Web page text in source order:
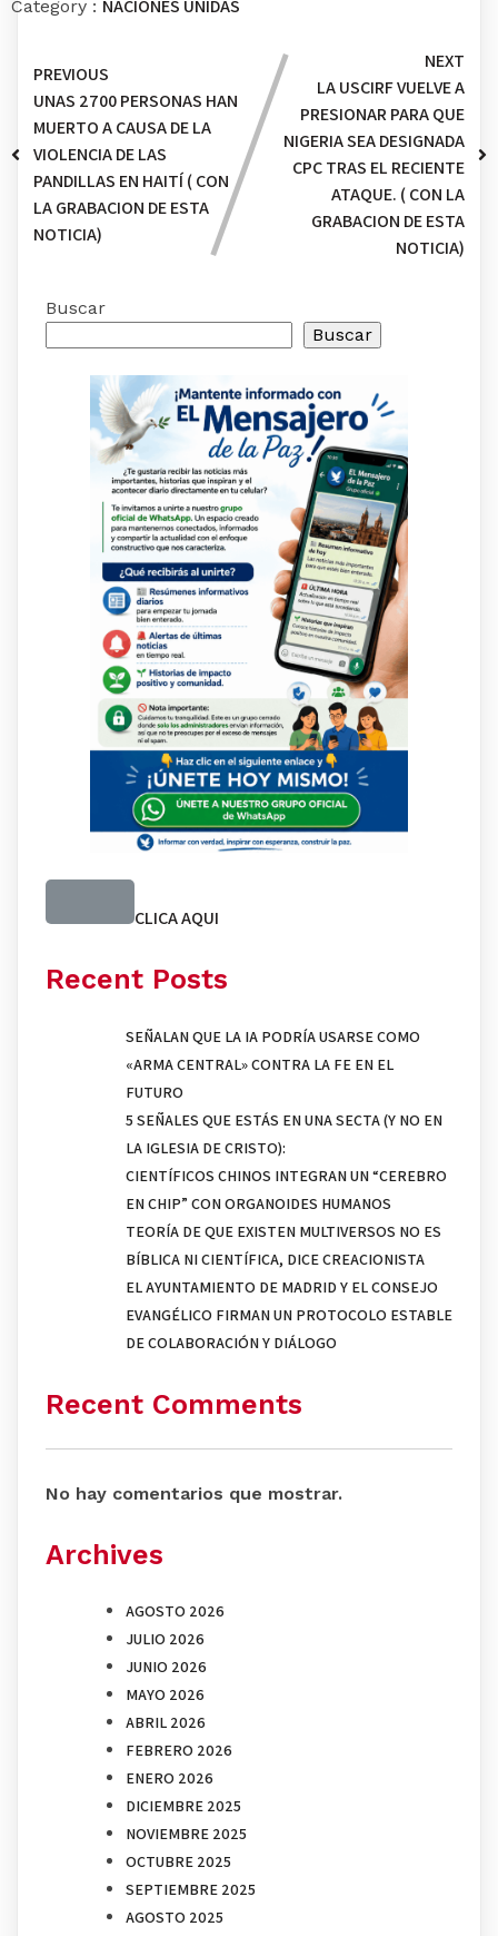
Category : NACIONES UNIDAS
PREVIOUS
UNAS 2700 PERSONAS HAN
MUERTO A CAUSA DE LA
VIOLENCIA DE LAS
PANDILLAS EN HAITÍ ( CON
LA GRABACION DE ESTA
NOTICIA)
NEXT
LA USCIRF VUELVE A
PRESIONAR PARA QUE
NIGERIA SEA DESIGNADA
CPC TRAS EL RECIENTE
ATAQUE. ( CON LA
GRABACION DE ESTA
NOTICIA)
Buscar
Buscar
CLICA AQUI
Recent Posts
SEÑALAN QUE LA IA PODRÍA USARSE COMO
«ARMA CENTRAL» CONTRA LA FE EN EL
FUTURO
5 SEÑALES QUE ESTÁS EN UNA SECTA (Y NO EN
LA IGLESIA DE CRISTO):
CIENTÍFICOS CHINOS INTEGRAN UN “CEREBRO
EN CHIP” CON ORGANOIDES HUMANOS
TEORÍA DE QUE EXISTEN MULTIVERSOS NO ES
BÍBLICA NI CIENTÍFICA, DICE CREACIONISTA
EL AYUNTAMIENTO DE MADRID Y EL CONSEJO
EVANGÉLICO FIRMAN UN PROTOCOLO ESTABLE
DE COLABORACIÓN Y DIÁLOGO
Recent Comments
No hay comentarios que mostrar.
Archives
AGOSTO 2026
JULIO 2026
JUNIO 2026
MAYO 2026
ABRIL 2026
FEBRERO 2026
ENERO 2026
DICIEMBRE 2025
NOVIEMBRE 2025
OCTUBRE 2025
SEPTIEMBRE 2025
AGOSTO 2025